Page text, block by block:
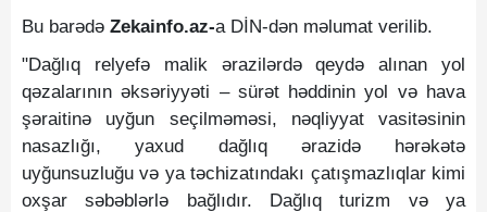
Bu barədə Zekainfo.az-a DİN-dən məlumat verilib.
"Dağlıq relyefə malik ərazilərdə qeydə alınan yol
qəzalarının əksəriyyəti – sürət həddinin yol və hava
şəraitinə uyğun seçilməməsi, nəqliyyat vasitəsinin
nasazlığı, yaxud dağlıq ərazidə hərəkətə
uyğunsuzluğu və ya təchizatındakı çatışmazlıqlar kimi
oxşar səbəblərlə bağlıdır. Dağlıq turizm və ya